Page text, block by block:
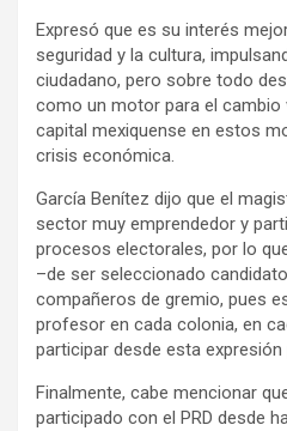
Expresó que es su interés
seguridad y la cultura,
ciudadano, pero sobre todo
como un motor para el cambio
capital mexiquense en estos
crisis económica.
García Benítez dijo que el
sector muy emprendedor y
procesos electorales, por lo
–de ser seleccionado
compañeros de gremio, pues
profesor en cada colonia, en
participar desde esta
Finalmente, cabe mencionar
participado con el PRD desde